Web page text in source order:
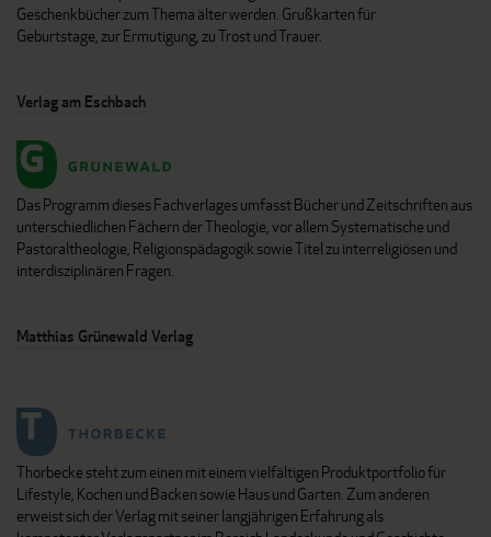
Geschenkbücher zum Thema älter werden. Grußkarten für
Geburtstage, zur Ermutigung, zu Trost und Trauer.
Verlag am Eschbach
Das Programm dieses Fachverlages umfasst Bücher und Zeitschriften aus
unterschiedlichen Fächern der Theologie, vor allem Systematische und
Pastoraltheologie, Religionspädagogik sowie Titel zu interreligiösen und
interdisziplinären Fragen.
Matthias Grünewald Verlag
Thorbecke steht zum einen mit einem vielfältigen Produktportfolio für
Lifestyle, Kochen und Backen sowie Haus und Garten. Zum anderen
erweist sich der Verlag mit seiner langjährigen Erfahrung als